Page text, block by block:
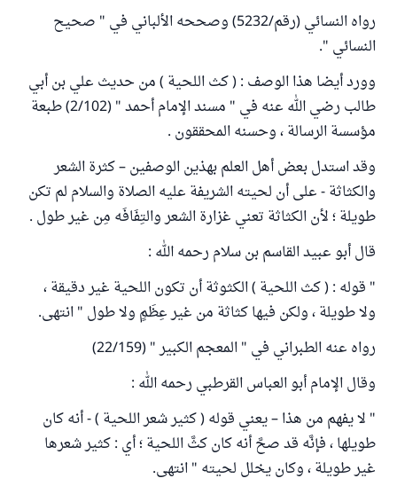
رواه النسائي (رقم/5232) وصححه الألباني في " صحيح
النسائي ".
وورد أيضا هذا الوصف : ( كث اللحية ) من حديث علي بن أبي
طالب رضي الله عنه في " مسند الإمام أحمد " (2/102) طبعة
مؤسسة الرسالة ، وحسنه المحققون .
وقد استدل بعض أهل العلم بهذين الوصفين – كثرة الشعر
والكثاثة - على أن لحيته الشريفة عليه الصلاة والسلام لم تكن
طويلة ؛ لأن الكثاثة تعني غزارة الشعر والتِفَافَه مِن غير طول .
قال أبو عبيد القاسم بن سلام رحمه الله :
" قوله : ( كث اللحية ) الكثوثة أن تكون اللحية غير دقيقة ،
ولا طويلة ، ولكن فيها كثاثة من غير عِظَمٍ ولا طول " انتهى.
رواه عنه الطبراني في " المعجم الكبير " (22/159)
وقال الإمام أبو العباس القرطبي رحمه الله :
" لا يفهم من هذا – يعني قوله ( كثير شعر اللحية ) - أنه كان
طويلها ، فإنَّه قد صحَّ أنه كان كثَّ اللحية ؛ أي : كثير شعرها
غير طويلة ، وكان يخلل لحيته " انتهى.